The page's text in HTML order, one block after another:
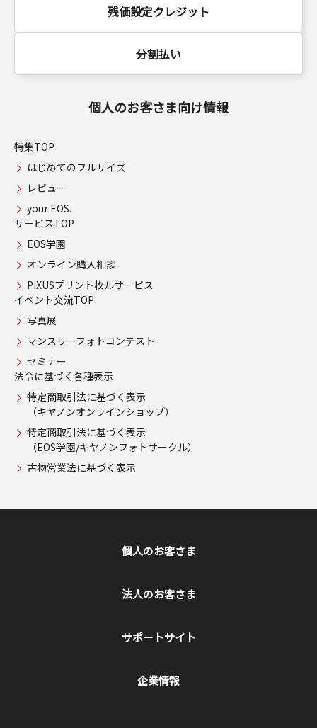
残価設定クレジット
分割払い
個人のお客さま向け情報
特集TOP
はじめてのフルサイズ
レビュー
your EOS.
サービスTOP
EOS学園
オンライン購入相談
PIXUSプリント枚ルサービス
イベント交流TOP
写真展
マンスリーフォトコンテスト
セミナー
法令に基づく各種表示
特定商取引法に基づく表示
（キヤノンオンラインショップ）
特定商取引法に基づく表示
（EOS学園/キヤノンフォトサークル）
古物営業法に基づく表示
個人のお客さま
法人のお客さま
サポートサイト
企業情報